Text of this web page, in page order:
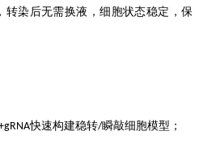
转染后无需换液，细胞状态稳定，保
快速构建稳转/瞬敲细胞模型 ；